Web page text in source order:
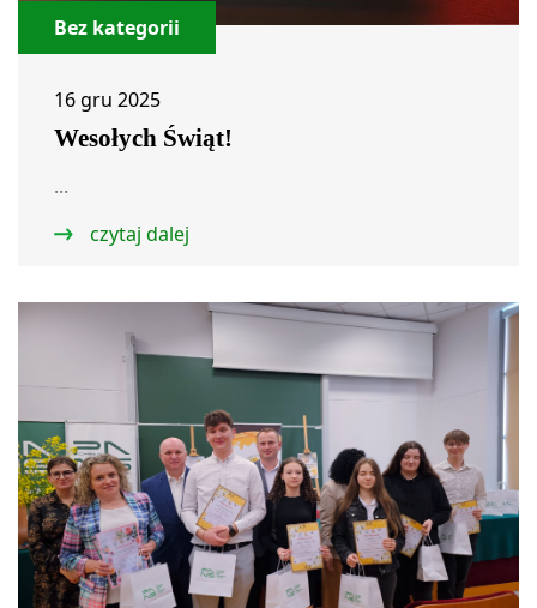
Bez kategorii
16 gru 2025
Wesołych Świąt!
...
czytaj dalej